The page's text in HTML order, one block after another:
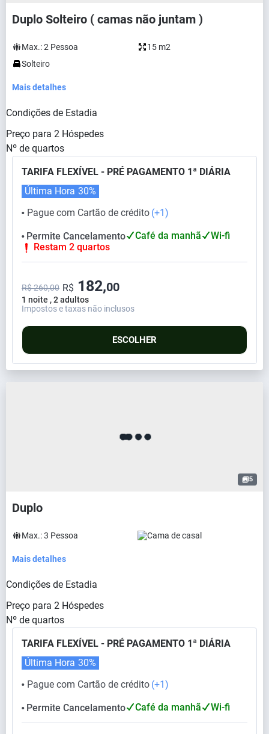
Duplo Solteiro ( camas não juntam )
Max.:2 Pessoa
15 m2
Solteiro
Mais detalhes
Condições de Estadia
Preço para 2 Hóspedes
Nº de quartos
TARIFA FLEXÍVEL - PRÉ PAGAMENTO 1ª DIÁRIA
⬤ Pague com Cartão de crédito (+1)
Última Hora 30%
⬤ Permite Cancelamento Café da manhã
Wi-fi
Restam 2 quartos
1 noite , 2 adultos
R$ 260,00 R$ 182,00
Impostos e taxas não inclusos
ESCOLHER
5
Duplo
Max.:3 Pessoa Cama de casal
Mais detalhes
Condições de Estadia
Preço para 2 Hóspedes
Nº de quartos
TARIFA FLEXÍVEL - PRÉ PAGAMENTO 1ª DIÁRIA
⬤ Pague com Cartão de crédito (+1)
Última Hora 30%
⬤ Permite Cancelamento Café da manhã Wi-fi